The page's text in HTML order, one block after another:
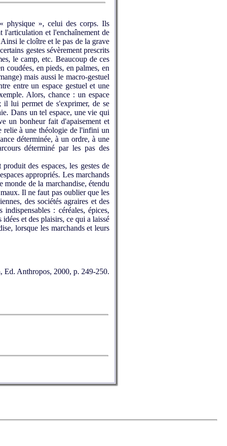
physique », celui des corps. Ils
l'articulation et l'enchaînement de
le cloître et le pas de la grave
gestes sévèrement prescrits
le camp, etc. Beaucoup de ces
coudées, en pieds, en palmes, en
mais aussi le macro-gestuel
entre un espace gestuel et une
Alors, chance : un espace
il lui permet de s'exprimer, de se
Dans un tel espace, une vie qui
un bonheur fait d'apaisement et
relie à une théologie de l'infini un
déterminée, à un ordre, à une
déterminé par les pas des
des espaces, les gestes de
appropriés. Les marchands
de la marchandise, étendu
Il ne faut pas oublier que les
des sociétés agraires et des
: céréales, épices,
et des plaisirs, ce qui a laissé
lorsque les marchands et leurs
Ed. Anthropos, 2000, p. 249-250.